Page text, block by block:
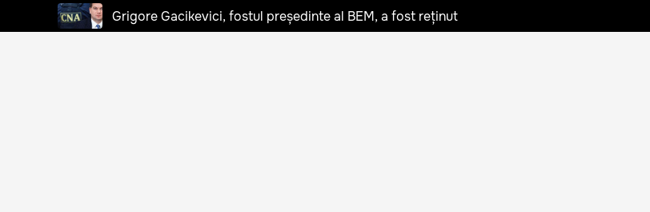
Grigore Gacikevici, fostul președinte al BEM, a fost reținut